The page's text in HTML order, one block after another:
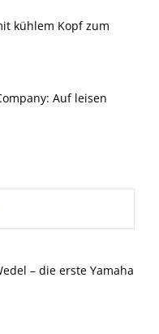
kühlem Kopf zum
Auf leisen
– die erste Yamaha